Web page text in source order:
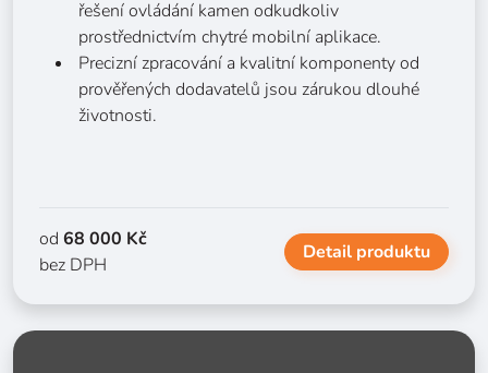
řešení ovládání kamen odkudkoliv
prostřednictvím chytré mobilní aplikace.
Precizní zpracování a kvalitní komponenty od
prověřených dodavatelů jsou zárukou dlouhé
životnosti.
od 68 000 Kč
bez DPH
Detail produktu